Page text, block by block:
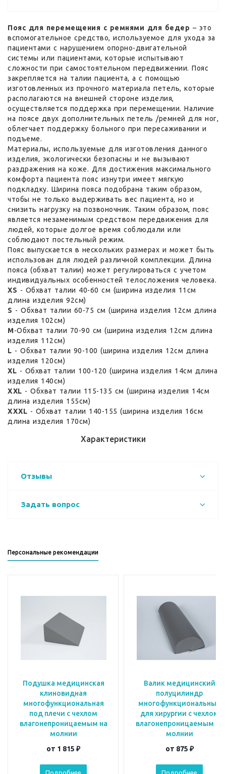
Пояс для перемещения с ремнями для бедер – это
вспомогательное средство, используемое для ухода за
пациентами с нарушением опорно-двигательной
системы или пациентами, которые испытывают
сложности при самостоятельном передвижении. Пояс
закрепляется на талии пациента, а с помощью
изготовленных из прочного материала петель, которые
располагаются на внешней стороне изделия,
осуществляется поддержка при перемещении. Наличие
на поясе двух дополнительных петель /ремней для ног,
облегчает поддержку больного при пересаживании и
подъеме.
Материалы, используемые для изготовления данного
изделия, экологически безопасны и не вызывают
раздражения на коже. Для достижения максимального
комфорта пациента пояс изнутри имеет мягкую
подкладку. Ширина пояса подобрана таким образом,
чтобы не только выдерживать вес пациента, но и
снизить нагрузку на позвоночник. Таким образом, пояс
является незаменимым средством передвижения для
людей, которые долгое время соблюдали или
соблюдают постельный режим.
Пояс выпускается в нескольких размерах и может быть
использован для людей различной комплекции. Длина
пояса (обхват талии) может регулироваться с учетом
индивидуальных особенностей телосложения человека.
XS - Обхват талии 40-60 см (ширина изделия 11см
длина изделия 92см)
S - Обхват талии 60-75 см (ширина изделия 12см длина
изделия 102см)
M-Обхват талии 70-90 см (ширина изделия 12см длина
изделия 112см)
L - Обхват талии 90-100 (ширина изделия 12см длина
изделия 120см)
XL - Обхват талии 100-120 (ширина изделия 14см длина
изделия 140см)
XXL - Обхват талии 115-135 см (ширина изделия 14см
длина изделия 155см)
XXXL - Обхват талии 140-155 (ширина изделия 16см
длина изделия 170см)
Характеристики
Отзывы
Задать вопрос
Персональные рекомендации
Подушка медицинская
клиновидная
многофункциональная
под плечи с чехлом
влагонепроницаемым на
молнии
от 1 815 ₽
Подробнее
Валик медицинский
полуцилиндр
многофункциональный
для хирургии с чехлом
влагонепроницаемым на
молнии
от 875 ₽
Подробнее